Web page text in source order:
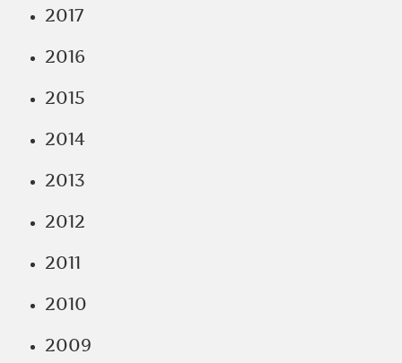
2017
2016
2015
2014
2013
2012
2011
2010
2009